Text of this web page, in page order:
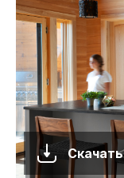
Скачать